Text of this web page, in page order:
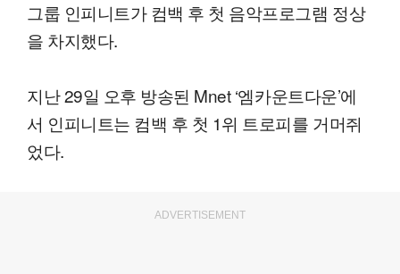
그룹 인피니트가 컴백 후 첫 음악프로그램 정상
을 차지했다.
지난 29일 오후 방송된 Mnet ‘엠카운트다운’에
서 인피니트는 컴백 후 첫 1위 트로피를 거머쥐
었다.
ADVERTISEMENT